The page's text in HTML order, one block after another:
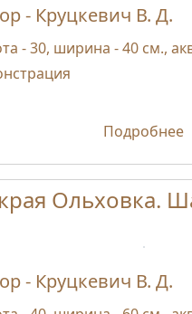
- Круцкевич В. Д.
- 30, ширина - 40 см.,
Подробнее
Ольховка.
- Круцкевич В. Д.